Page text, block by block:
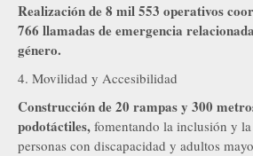
Realización de 8 mil 553 operativos
766 llamadas de emergencia
género.
4. Movilidad y Accesibilidad
Construcción de 20 rampas y 300
podotáctiles, fomentando la inclusión y
personas con discapacidad y adultos